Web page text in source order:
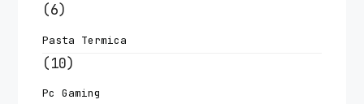
(6)
Pasta Termica
(10)
Pc Gaming